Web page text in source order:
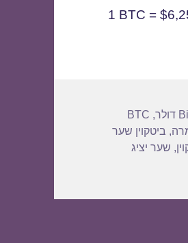
,
BTC
, ביטקוין שער
, שער יציג